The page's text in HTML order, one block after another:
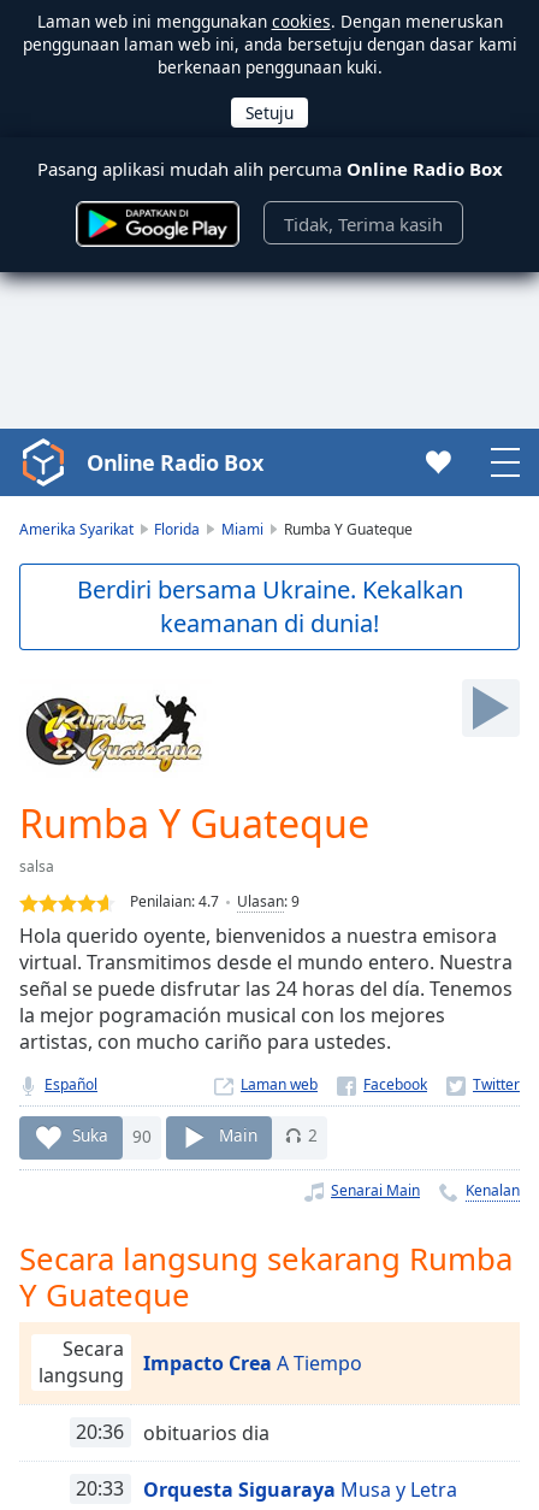
Laman web ini menggunakan cookies. Dengan meneruskan
penggunaan laman web ini, anda bersetuju dengan dasar kami
berkenaan penggunaan kuki.
Pasang aplikasi mudah alih percuma Online Radio Box
Tidak, Terima kasih
Video
Player
Skip
Skip
Forward
Mute
Current
Loaded
0.00%
Stream
TypeLIVE
Seek to
currently
behind
Remaining
Time-
Chapters
Chapters
Descriptions
descriptions
,
Online Radio Box
Amerika Syarikat Florida Miami Rumba Y Guateque
Berdiri bersama Ukraine. Kekalkan
keamanan di dunia!
Rumba Y Guateque
salsa
Penilaian:4.7 Ulasan:9
Hola querido oyente, bienvenidos a nuestra emisora
virtual. Transmitimos desde el mundo entero. Nuestra
señal se puede disfrutar las 24 horas del día. Tenemos
la mejor pogramación musical con los mejores
artistas, con mucho cariño para ustedes.
Español Laman web
Suka 90 Main 2
Senarai Main Kenalan
Secara langsung sekarang Rumba
Y Guateque
Secara
langsung
Impacto Crea A Tiempo
20:36 obituarios dia
20:33 Orquesta Siguaraya Musa y Letra